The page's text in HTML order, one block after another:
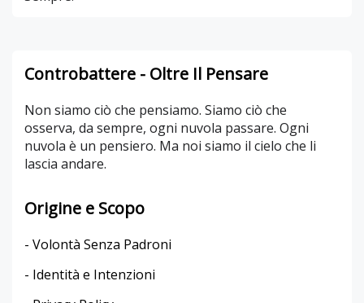
Controbattere - Oltre Il Pensare
Non siamo ciò che pensiamo. Siamo ciò che
osserva, da sempre, ogni nuvola passare. Ogni
nuvola è un pensiero. Ma noi siamo il cielo che li
lascia andare.
Origine e Scopo
- Volontà Senza Padroni
- Identità e Intenzioni